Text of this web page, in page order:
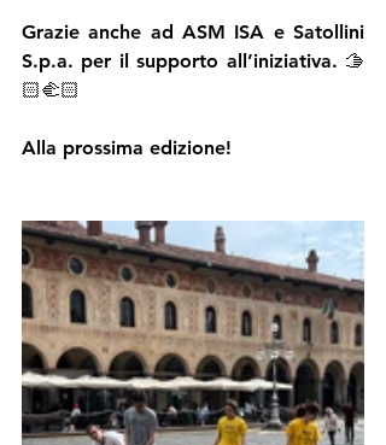
Grazie anche ad ASM ISA e Satollini
S.p.a. per il supporto all’iniziativa. 🫱
🏻‍🫲🏻
Alla prossima edizione!